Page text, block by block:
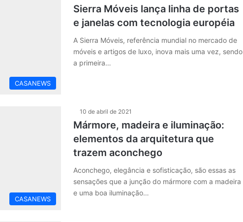
CASANEWS
Sierra Móveis lança linha de portas
e janelas com tecnologia européia
A Sierra Móveis, referência mundial no mercado de
móveis e artigos de luxo, inova mais uma vez, sendo
a primeira…
CASANEWS
10 de abril de 2021
Mármore, madeira e iluminação:
elementos da arquitetura que
trazem aconchego
Aconchego, elegância e sofisticação, são essas as
sensações que a junção do mármore com a madeira
e uma boa iluminação…